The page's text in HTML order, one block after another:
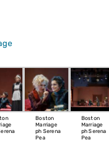
Boston
Marriage
ph Serena
Pea
Boston
Marriage
ph Serena
Pea